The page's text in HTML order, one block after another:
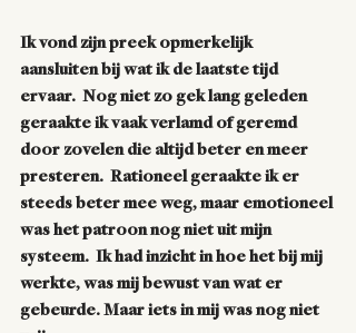
Ik vond zijn preek opmerkelijk
aansluiten bij wat ik de laatste tijd
ervaar.  Nog niet zo gek lang geleden
geraakte ik vaak verlamd of geremd
door zovelen die altijd beter en meer
presteren.  Rationeel geraakte ik er
steeds beter mee weg, maar emotioneel
was het patroon nog niet uit mijn
systeem.  Ik had inzicht in hoe het bij mij
werkte, was mij bewust van wat er
gebeurde. Maar iets in mij was nog niet